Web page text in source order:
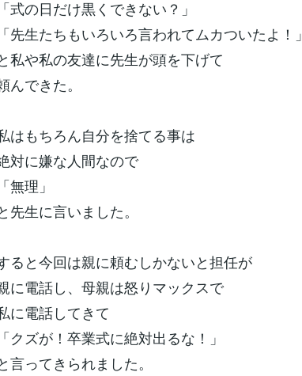
「式の日だけ黒くできない？」
「先生たちもいろいろ言われてムカついたよ！」
私や私の友達に先生が頭を下げて
んできた。
はもちろん自分を捨てる事は
対に嫌な人間なので
「無理」
先生に言いました。
ると今回は親に頼むしかないと担任が
に電話し、母親は怒りマックスで
に電話してきて
「クズが！卒業式に絶対出るな！」
言ってきられました。